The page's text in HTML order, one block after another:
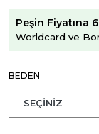
Peşin Fiyatına
Worldcard ve
BEDEN